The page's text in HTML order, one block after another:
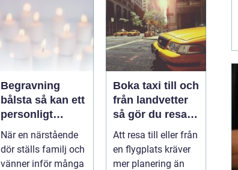
Begravning
bålsta så kan ett
personligt
avsked formas
När en närstående
dör ställs familj och
vänner inför många
Boka taxi till och
från landvetter
så gör du resan
trygg och
smidig
Att resa till eller från
en flygplats kräver
mer planering än